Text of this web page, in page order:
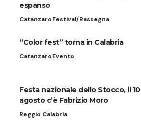
espanso
CatanzaroFestival/Rassegna
“Color fest” torna in Calabria
CatanzaroEvento
Festa nazionale dello Stocco, il 10
agosto c’è Fabrizio Moro
Reggio Calabria